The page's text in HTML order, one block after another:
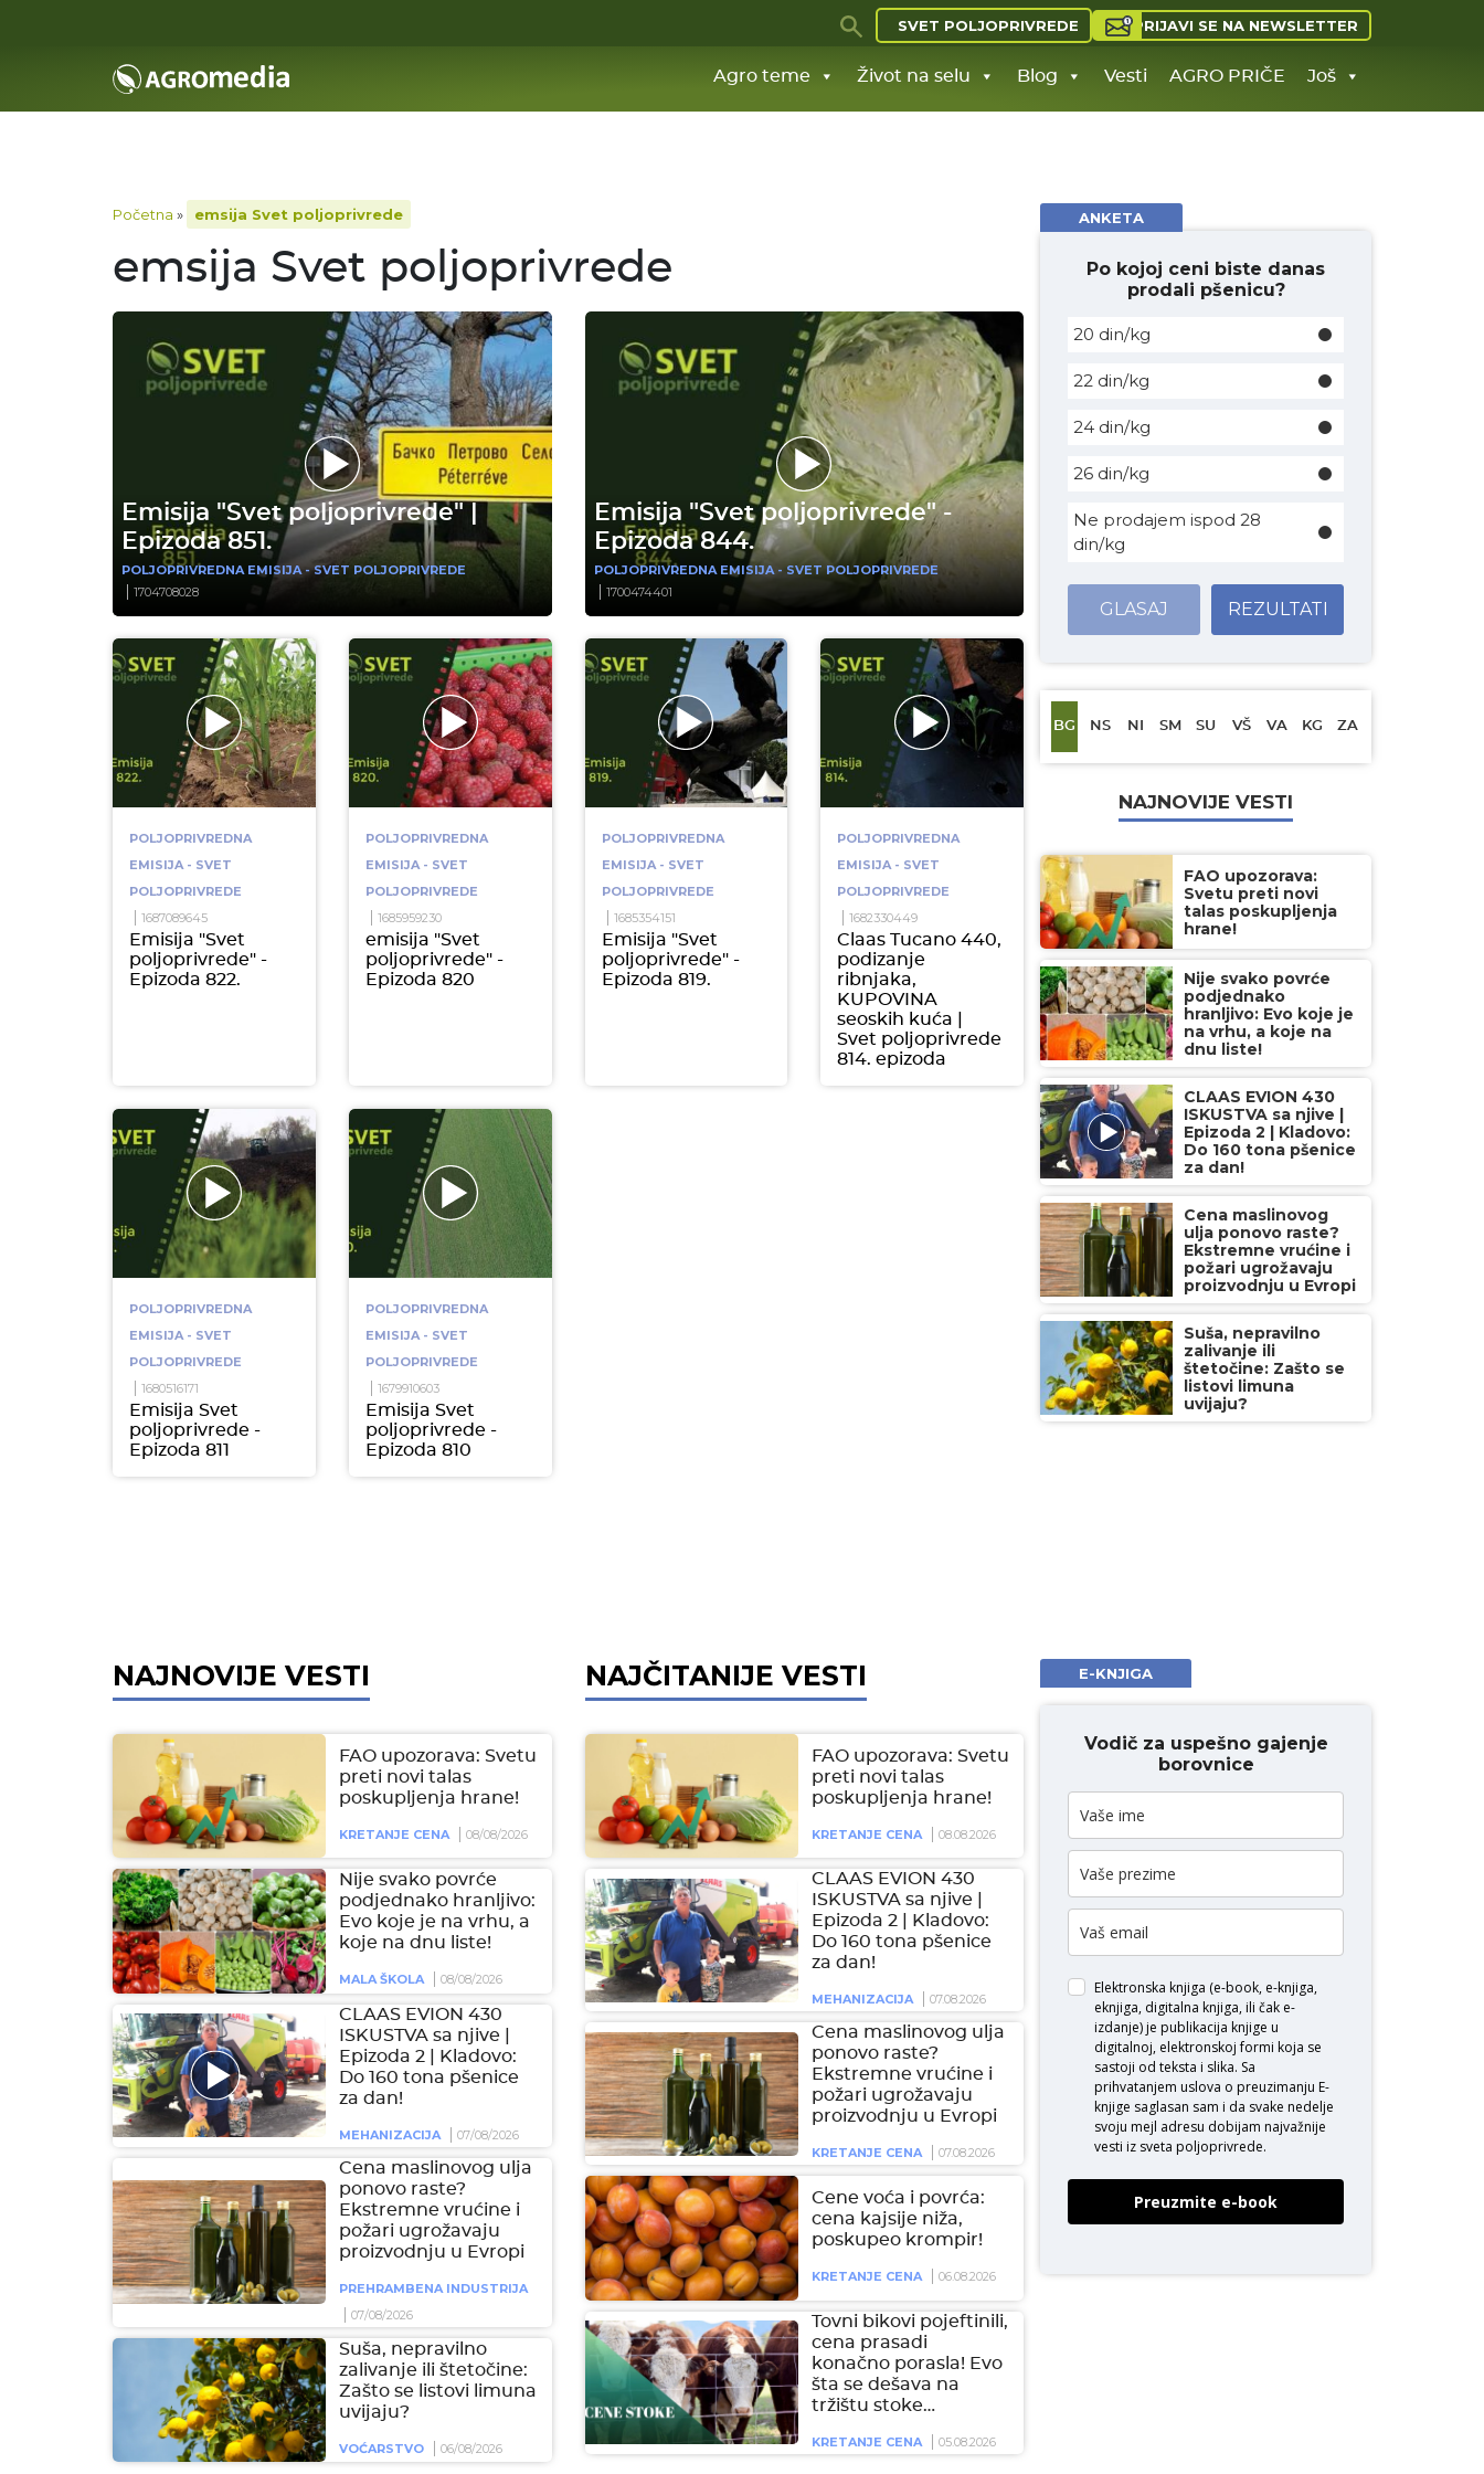
SVET POLJOPRIVREDE PRIJAVI SE NA NEWSLETTER
Agro teme Život na selu Blog Vesti AGRO PRIČE Još
Početna » emsija Svet poljoprivrede
emsija Svet poljoprivrede
Emisija "Svet poljoprivrede" |
Epizoda 851.
POLJOPRIVREDNA EMISIJA - SVET POLJOPRIVREDE
1704708028
Emisija "Svet poljoprivrede" -
Epizoda 844.
POLJOPRIVREDNA EMISIJA - SVET POLJOPRIVREDE
1700474401
POLJOPRIVREDNA
EMISIJA - SVET
POLJOPRIVREDE
1687089645
Emisija "Svet
poljoprivrede" -
Epizoda 822.
POLJOPRIVREDNA
EMISIJA - SVET
POLJOPRIVREDE
1685959230
emisija "Svet
poljoprivrede" -
Epizoda 820
POLJOPRIVREDNA
EMISIJA - SVET
POLJOPRIVREDE
1685354151
Emisija "Svet
poljoprivrede" -
Epizoda 819.
POLJOPRIVREDNA
EMISIJA - SVET
POLJOPRIVREDE
1682330449
Claas Tucano 440,
podizanje
ribnjaka,
KUPOVINA
seoskih kuća |
Svet poljoprivrede
814. epizoda
POLJOPRIVREDNA
EMISIJA - SVET
POLJOPRIVREDE
1680516171
Emisija Svet
poljoprivrede -
Epizoda 811
POLJOPRIVREDNA
EMISIJA - SVET
POLJOPRIVREDE
1679910603
Emisija Svet
poljoprivrede -
Epizoda 810
ANKETA
Po kojoj ceni biste danas
prodali pšenicu?
20 din/kg
22 din/kg
24 din/kg
26 din/kg
Ne prodajem ispod 28
din/kg
GLASAJ REZULTATI
BG NS NI SM SU VŠ VA KG ZA
NAJNOVIJE VESTI
FAO upozorava:
Svetu preti novi
talas poskupljenja
hrane!
Nije svako povrće
podjednako
hranljivo: Evo koje je
na vrhu, a koje na
dnu liste!
CLAAS EVION 430
ISKUSTVA sa njive |
Epizoda 2 | Kladovo:
Do 160 tona pšenice
za dan!
Cena maslinovog
ulja ponovo raste?
Ekstremne vrućine i
požari ugrožavaju
proizvodnju u Evropi
Suša, nepravilno
zalivanje ili
štetočine: Zašto se
listovi limuna
uvijaju?
NAJNOVIJE VESTI
FAO upozorava: Svetu
preti novi talas
poskupljenja hrane!
KRETANJE CENA 08/08/2026
Nije svako povrće
podjednako hranljivo:
Evo koje je na vrhu, a
koje na dnu liste!
MALA ŠKOLA 08/08/2026
CLAAS EVION 430
ISKUSTVA sa njive |
Epizoda 2 | Kladovo:
Do 160 tona pšenice
za dan!
MEHANIZACIJA 07/08/2026
Cena maslinovog ulja
ponovo raste?
Ekstremne vrućine i
požari ugrožavaju
proizvodnju u Evropi
PREHRAMBENA INDUSTRIJA
07/08/2026
Suša, nepravilno
zalivanje ili štetočine:
Zašto se listovi limuna
uvijaju?
VOĆARSTVO 06/08/2026
NAJČITANIJE VESTI
FAO upozorava: Svetu
preti novi talas
poskupljenja hrane!
KRETANJE CENA 08.08.2026
CLAAS EVION 430
ISKUSTVA sa njive |
Epizoda 2 | Kladovo:
Do 160 tona pšenice
za dan!
MEHANIZACIJA 07.08.2026
Cena maslinovog ulja
ponovo raste?
Ekstremne vrućine i
požari ugrožavaju
proizvodnju u Evropi
KRETANJE CENA 07.08.2026
Cene voća i povrća:
cena kajsije niža,
poskupeo krompir!
KRETANJE CENA 06.08.2026
Tovni bikovi pojeftinili,
cena prasadi
konačno porasla! Evo
šta se dešava na
tržištu stoke…
KRETANJE CENA 05.08.2026
E-KNJIGA
Vodič za uspešno gajenje
borovnice
Elektronska knjiga (e-book, e-knjiga,
eknjiga, digitalna knjiga, ili čak e-
izdanje) je publikacija knjige u
digitalnoj, elektronskoj formi koja se
sastoji od teksta i slika. Sa
prihvatanjem uslova o preuzimanju E-
knjige saglasan sam i da svake nedelje
svoju mejl adresu dobijam najvažnije
vesti iz sveta poljoprivrede.
Preuzmite e-book